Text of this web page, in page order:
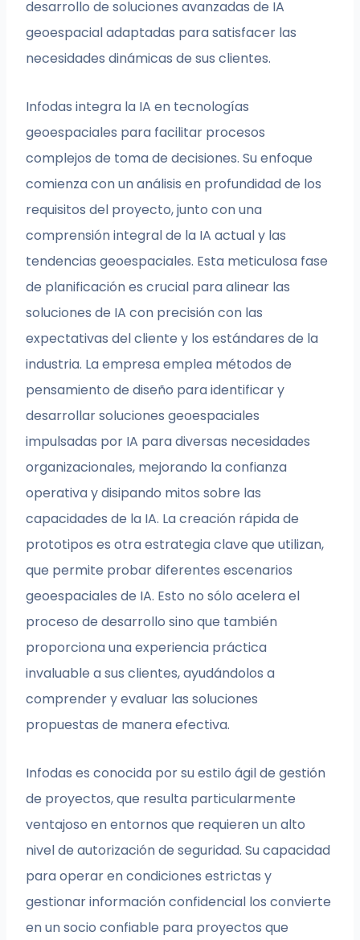
desarrollo de soluciones avanzadas de IA
geoespacial adaptadas para satisfacer las
necesidades dinámicas de sus clientes.
Infodas integra la IA en tecnologías
geoespaciales para facilitar procesos
complejos de toma de decisiones. Su enfoque
comienza con un análisis en profundidad de los
requisitos del proyecto, junto con una
comprensión integral de la IA actual y las
tendencias geoespaciales. Esta meticulosa fase
de planificación es crucial para alinear las
soluciones de IA con precisión con las
expectativas del cliente y los estándares de la
industria. La empresa emplea métodos de
pensamiento de diseño para identificar y
desarrollar soluciones geoespaciales
impulsadas por IA para diversas necesidades
organizacionales, mejorando la confianza
operativa y disipando mitos sobre las
capacidades de la IA. La creación rápida de
prototipos es otra estrategia clave que utilizan,
que permite probar diferentes escenarios
geoespaciales de IA. Esto no sólo acelera el
proceso de desarrollo sino que también
proporciona una experiencia práctica
invaluable a sus clientes, ayudándolos a
comprender y evaluar las soluciones
propuestas de manera efectiva.
Infodas es conocida por su estilo ágil de gestión
de proyectos, que resulta particularmente
ventajoso en entornos que requieren un alto
nivel de autorización de seguridad. Su capacidad
para operar en condiciones estrictas y
gestionar información confidencial los convierte
en un socio confiable para proyectos que